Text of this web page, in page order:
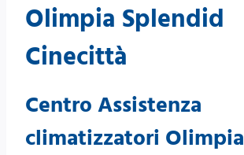
Olimpia Splendid
Cinecittà
Centro Assistenza
climatizzatori Olimpia